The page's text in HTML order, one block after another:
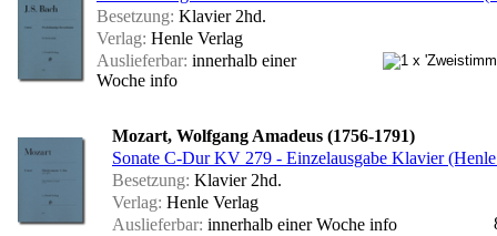
Besetzung: Klavier 2hd.
Verlag: Henle Verlag
Auslieferbar: innerhalb einer
Woche info
Mozart, Wolfgang Amadeus (1756-1791)
Sonate C-Dur KV 279 - Einzelausgabe Klavier
Besetzung: Klavier 2hd.
Verlag: Henle Verlag
Auslieferbar: innerhalb einer Woche info